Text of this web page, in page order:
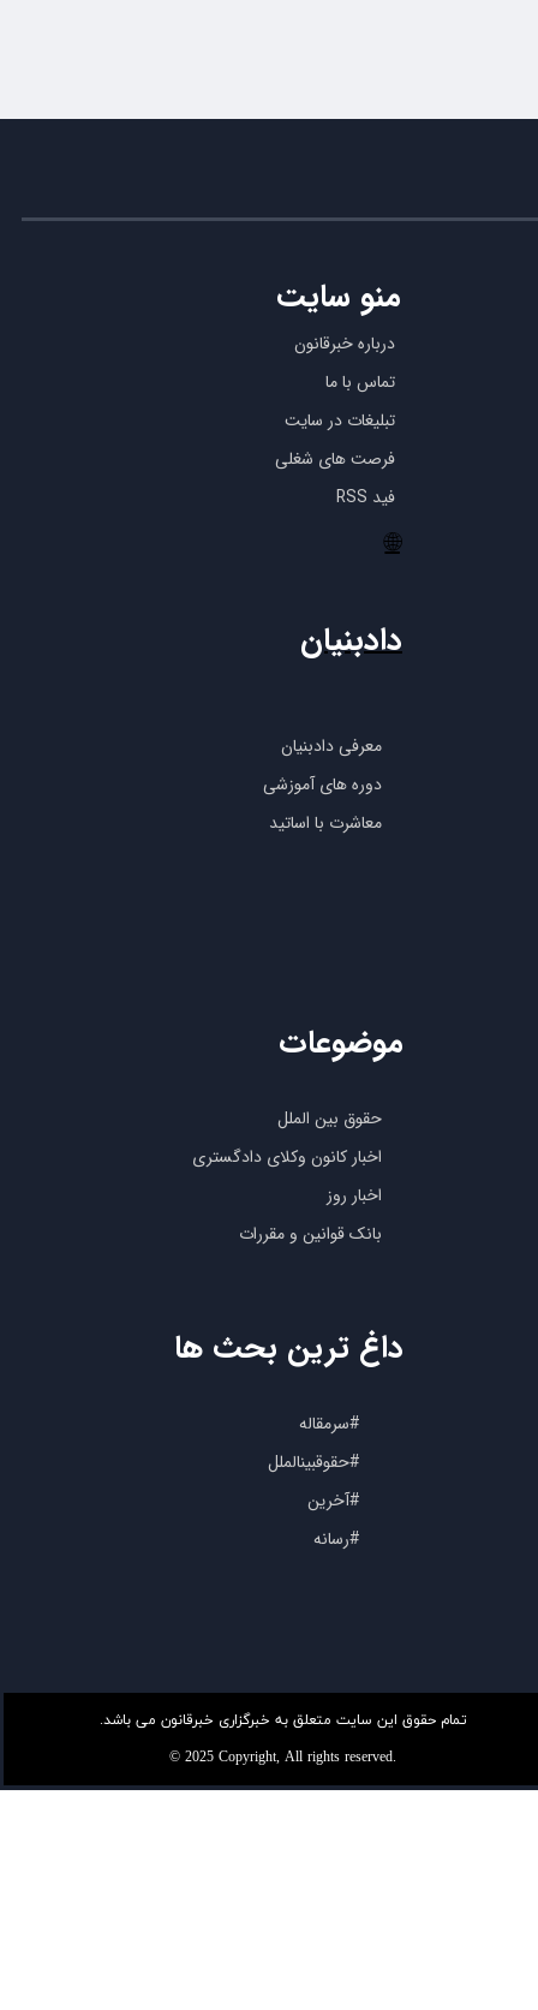
درباره خبرقانون
تماس با ما
تبلیغات در سایت
فرصت های شغلی
فید RSS
منو سایت
🌐
معرفی دادبنیان
دوره های آموزشی
معاشرت با اساتید
دادبنیان
حقوق بین الملل
اخبار کانون وکلای دادگستری
اخبار روز
بانک قوانین و مقررات
موضوعات
#سرمقاله
#حقوقبینالملل
#آخرین
#رسانه
داغ ترین بحث ها
تمام حقوق این سایت متعلق به خبرگزاری خبرقانون می باشد.
© 2025 Copyright, All rights reserved.